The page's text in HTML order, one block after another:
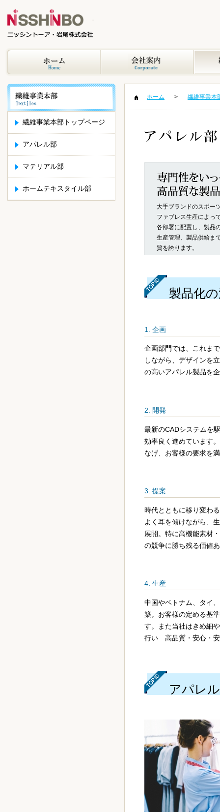
繊維事業本部トップページ
アパレル部
マテリアル部
ホームテキスタイル部
ホーム 繊維事業本
大手ブランドのスポー
ファブレス生産によっ
各部署に配置し、製品
生産管理、製品供給ま
質を誇ります。
製品化
1. 企画
企画部門では、これま
しながら、デザインを
の高いアパレル製品を
2. 開発
最新のCADシステムを
効率良く進めています
なげ、お客様の要求を
3. 提案
時代とともに移り変わ
よく耳を傾けながら、
展開。特に高機能素材
の競争に勝ち残る価値
4. 生産
中国やベトナム、タイ
築。お客様の定める基
す。また当社はきめ細
行い 高品質・安心・安
アパレ